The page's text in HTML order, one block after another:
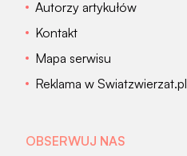
Autorzy artykułów
Kontakt
Mapa serwisu
Reklama w Swiatzwierzat.pl
OBSERWUJ NAS